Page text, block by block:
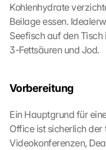
Kohlenhydrate
Beilage essen.
Seefisch auf den
3-Fettsäuren und Jod.
Vorbereitung
Ein Hauptgrund für
Office ist sicherlich
Videokonferenzen,
b
e
r
e
u
n
d